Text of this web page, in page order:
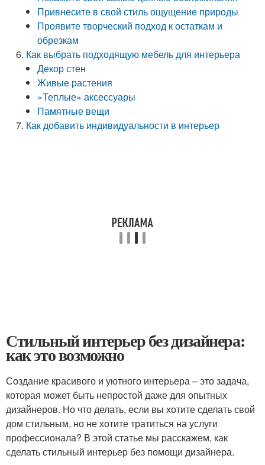
Привнесите в свой стиль ощущение природы
Проявите творческий подход к остаткам и
обрезкам
Как выбрать подходящую мебель для интерьера
Декор стен
Живые растения
«Теплые» аксессуары
Памятные вещи
Как добавить индивидуальности в интерьер
Стильный интерьер без дизайнера:
как это возможно
Создание красивого и уютного интерьера – это задача,
которая может быть непростой даже для опытных
дизайнеров. Но что делать, если вы хотите сделать свой
дом стильным, но не хотите тратиться на услуги
профессионала? В этой статье мы расскажем, как
сделать стильный интерьер без помощи дизайнера.